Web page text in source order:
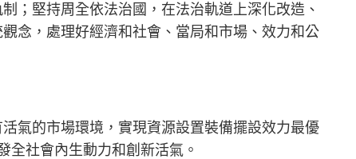
；堅持周全依法治國，在法治軌道上深化改造、
念，處理好經濟和社會、當局和市場、效力和公
氣的市場環境，實現資源設置裝備擺設效力最優
全社會內生動力和創新活氣。